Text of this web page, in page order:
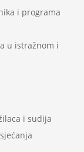
i programa
u istražnom i
i sudija